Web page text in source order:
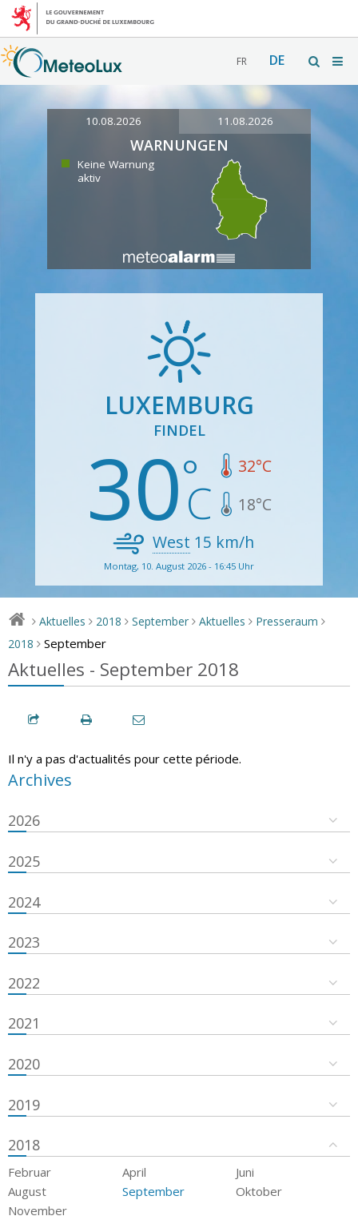
FR DE
10.08.2026 11.08.2026
WARNUNGEN
Keine Warnung
aktiv
LUXEMBURG
FINDEL
30 32°C
18°C
West 15 km/h
Montag, 10. August 2026 - 16:45 Uhr
> Aktuelles > 2018 > September > Aktuelles > Presseraum >
2018 > September
Aktuelles - September 2018
Il n'y a pas d'actualités pour cette période.
Archives
2026
2025
2024
2023
2022
2021
2020
2019
2018
Februar April
Juni
August
September
Oktober
November